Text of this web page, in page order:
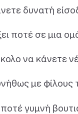
δυνατή
ποτέ σε μια
να κάνετε
με φίλους
γυμνή